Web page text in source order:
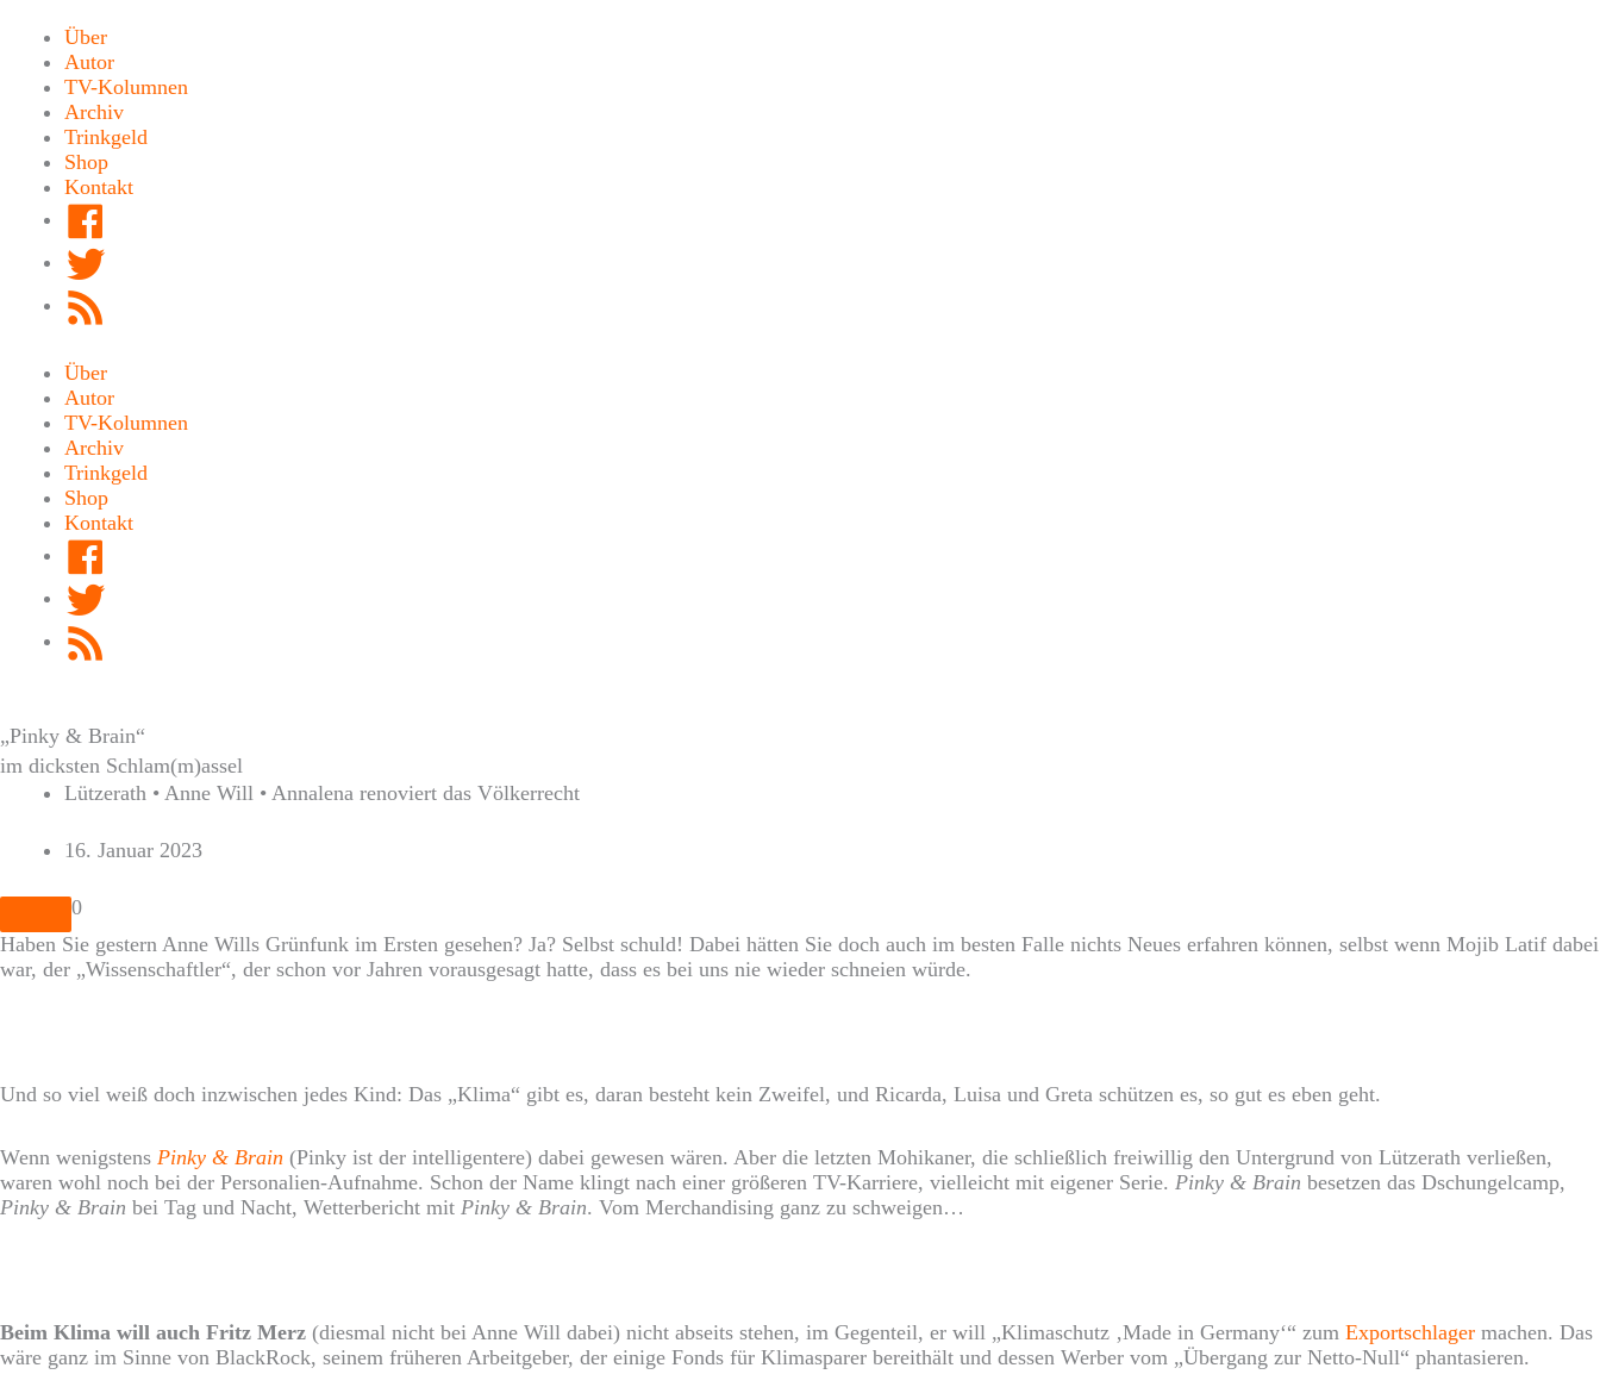
Inhalt
springen
Über
Autor
TV-Kolumnen
Archiv
Trinkgeld
Shop
Kontakt
Über
Autor
TV-Kolumnen
Archiv
Trinkgeld
Shop
Kontakt
„Pinky & Brain“
im dicksten Schlam(m)assel
Lützerath • Anne Will • Annalena renoviert das Völkerrecht
16. Januar 2023
0
Haben Sie gestern Anne Wills Grünfunk im Ersten gesehen? Ja? Selbst schuld! Dabei hätten Sie doch auch im besten Falle nichts Neues erfahren können, selbst wenn Mojib Latif dabei
war, der „Wissenschaftler“, der schon vor Jahren vorausgesagt hatte, dass es bei uns nie wieder schneien würde.
Und so viel weiß doch inzwischen jedes Kind: Das „Klima“ gibt es, daran besteht kein Zweifel, und Ricarda, Luisa und Greta schützen es, so gut es eben geht.
Wenn wenigstens Pinky & Brain (Pinky ist der intelligentere) dabei gewesen wären. Aber die letzten Mohikaner, die schließlich freiwillig den Untergrund von Lützerath verließen,
waren wohl noch bei der Personalien-Aufnahme. Schon der Name klingt nach einer größeren TV-Karriere, vielleicht mit eigener Serie. Pinky & Brain besetzen das Dschungelcamp,
Pinky & Brain bei Tag und Nacht, Wetterbericht mit Pinky & Brain. Vom Merchandising ganz zu schweigen…
Beim Klima will auch Fritz Merz (diesmal nicht bei Anne Will dabei) nicht abseits stehen, im Gegenteil, er will „Klimaschutz ‚Made in Germany‘“ zum Exportschlager machen. Das
wäre ganz im Sinne von BlackRock, seinem früheren Arbeitgeber, der einige Fonds für Klimasparer bereithält und dessen Werber vom „Übergang zur Netto-Null“ phantasieren.